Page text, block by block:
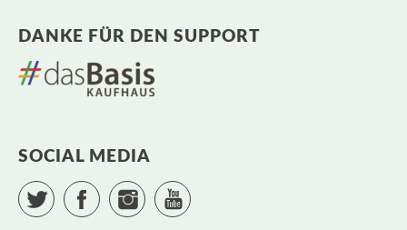
DANKE FÜR DEN SUPPORT
SOCIAL MEDIA
Twitter Facebook Instagram